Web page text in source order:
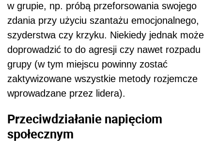
w grupie, np. próbą przeforsowania swojego
zdania przy użyciu szantażu emocjonalnego,
szyderstwa czy krzyku. Niekiedy jednak może
doprowadzić to do agresji czy nawet rozpadu
grupy (w tym miejscu powinny zostać
zaktywizowane wszystkie metody rozjemcze
wprowadzane przez lidera).
Przeciwdziałanie napięciom
społecznym